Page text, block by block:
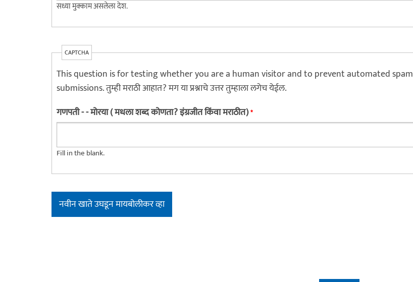
सध्या मुक्काम असलेला देश.
CAPTCHA
This question is for testing whether you are a human visitor and to prevent automated spam
submissions. तुम्ही मराठी आहात? मग या प्रश्नाचे उत्तर तुम्हाला लगेच येईल.
गणपती - - मोरया ( मधला शब्द कोणता? इंग्रजीत किंवा मराठीत)*
Fill in the blank.